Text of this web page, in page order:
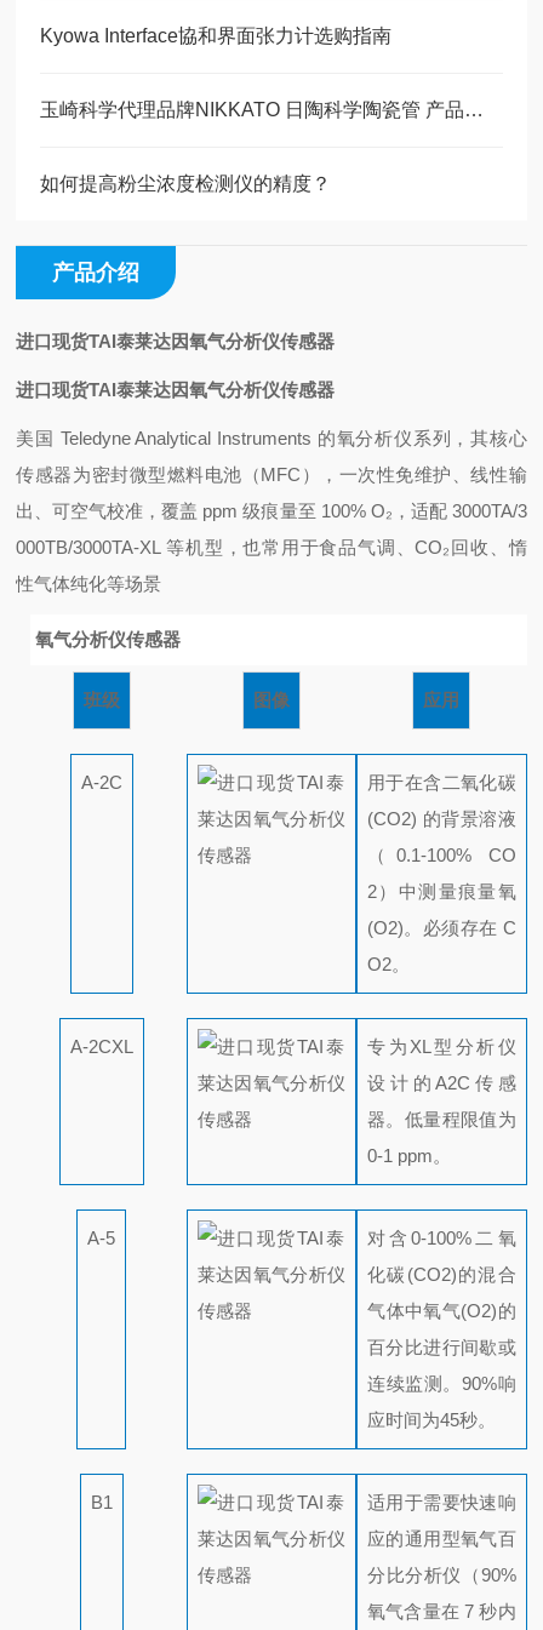
Kyowa Interface協和界面张力计选购指南
玉崎科学代理品牌NIKKATO 日陶科学陶瓷管 产品详情与型号介绍
如何提高粉尘浓度检测仪的精度？
产品介绍
进口现货TAI泰莱达因氧气分析仪传感器
进口现货TAI泰莱达因氧气分析仪传感器
美国 Teledyne Analytical Instruments 的氧分析仪系列，其核心
传感器为密封微型燃料电池（MFC），一次性免维护、线性输
出、可空气校准，覆盖 ppm 级痕量至 100% O₂，适配 3000TA/3
000TB/3000TA‑XL 等机型，也常用于食品气调、CO₂回收、惰
性气体纯化等场景
氧气分析仪传感器
班级 图像 应用
A-2C
用于在含二氧化碳
(CO2) 的背景溶液
（0.1-100% CO
2）中测量痕量氧
(O2)。必须存在 C
O2。
A-2CXL
专为XL型分析仪
设计的A2C传感
器。低量程限值为
0-1 ppm。
A-5
对含0-100%二氧
化碳(CO2)的混合
气体中氧气(O2)的
百分比进行间歇或
连续监测。90%响
应时间为45秒。
B1
适用于需要快速响
应的通用型氧气百
分比分析仪（90%
氧气含量在 7 秒内